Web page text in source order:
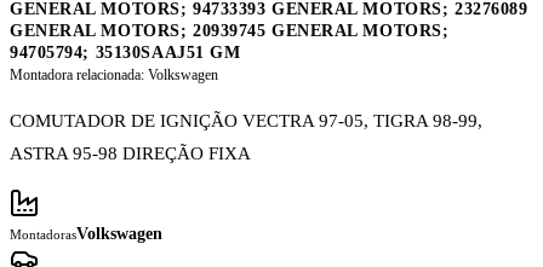
GENERAL MOTORS; 94733393 GENERAL MOTORS; 23276089
GENERAL MOTORS; 20939745 GENERAL MOTORS;
94705794; 35130SAAJ51 GM
Montadora relacionada: Volkswagen
COMUTADOR DE IGNIÇÃO VECTRA 97-05, TIGRA 98-99,
ASTRA 95-98 DIREÇÃO FIXA
MontadorasVolkswagen